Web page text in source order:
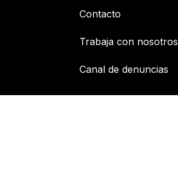
Contacto
Trabaja con nosotros
Canal de denuncias